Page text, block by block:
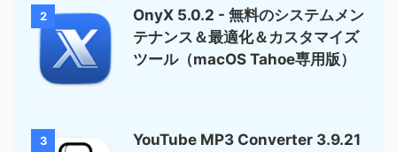
2
OnyX 5.0.2 - 無料のシステムメン
テナンス＆最適化＆カスタマイズ
ツール（macOS Tahoe専用版）
3
YouTube MP3 Converter 3.9.21